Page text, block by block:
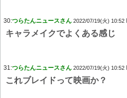
30:つらたんニュースさん 2022/07/19(火) 10:52
キャラメイクでよくある感じ
31:つらたんニュースさん 2022/07/19(火) 10:52
これブレイドって映画か？